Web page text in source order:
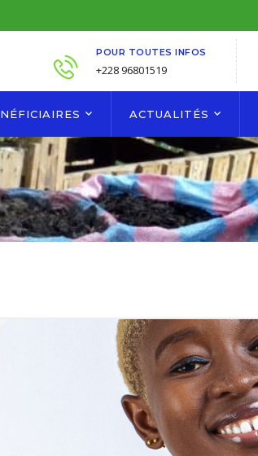
POUR TOUTES INFOS
+228 96801519
ACTUALITÉS